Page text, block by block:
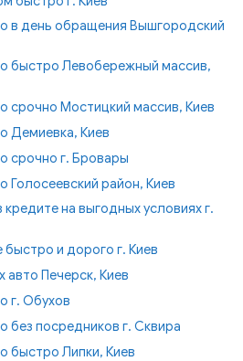
в день обращения Вышгородский
быстро Левобережный массив,
срочно Мостицкий массив, Киев
Демиевка, Киев
срочно г. Бровары
Голосеевский район, Киев
на выгодных условиях г.
быстро и дорого г. Киев
авто Печерск, Киев
г. Обухов
без посредников г. Сквира
быстро Липки, Киев